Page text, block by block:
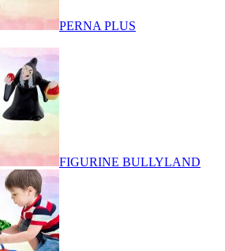
PERNA PLUS
FIGURINE BULLYLAND